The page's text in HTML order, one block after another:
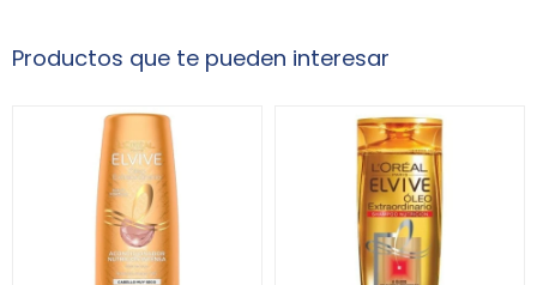
Productos que te pueden interesar